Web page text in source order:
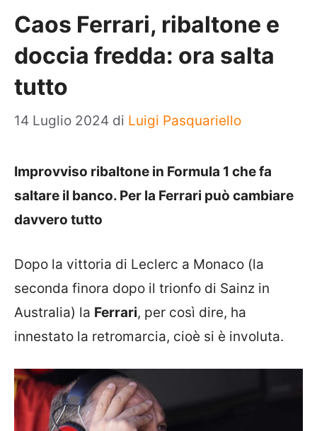
Caos Ferrari, ribaltone e
doccia fredda: ora salta
tutto
14 Luglio 2024 di Luigi Pasquariello
Improvviso ribaltone in Formula 1 che fa
saltare il banco. Per la Ferrari può cambiare
davvero tutto
Dopo la vittoria di Leclerc a Monaco (la
seconda finora dopo il trionfo di Sainz in
Australia) la Ferrari, per così dire, ha
innestato la retromarcia, cioè si è involuta.